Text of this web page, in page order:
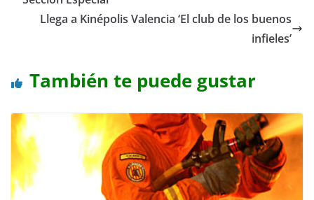
Llega a Kinépolis Valencia ‘El club de los buenos
infieles’
También te puede gustar